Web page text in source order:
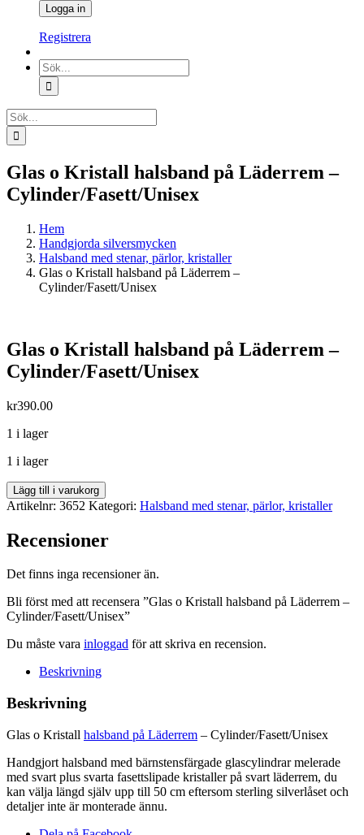
Registrera
Sök
efter:
Sök
efter:
Glas o Kristall halsband på Läderrem –
Cylinder/Fasett/Unisex
Hem
Handgjorda silversmycken
Halsband med stenar, pärlor, kristaller
Glas o Kristall halsband på Läderrem –
Cylinder/Fasett/Unisex
Glas o Kristall halsband på Läderrem –
Cylinder/Fasett/Unisex
kr390.00
1 i lager
1 i lager
Glas
o
halsband
på
-
mängd
Lägg till i varukorg
Artikelnr: 3652 Kategori: Halsband med stenar, pärlor, kristaller
Recensioner
Det finns inga recensioner än.
Bli först med att recensera ”Glas o Kristall halsband på Läderrem –
Cylinder/Fasett/Unisex”
Du måste vara inloggad för att skriva en recension.
Beskrivning
Beskrivning
Glas o Kristall halsband på Läderrem – Cylinder/Fasett/Unisex
Handgjort halsband med bärnstensfärgade glascylindrar melerade
med svart plus svarta fasettslipade kristaller på svart läderrem, du
kan välja längd själv upp till 50 cm eftersom sterling silverlåset och
detaljer inte är monterade ännu.